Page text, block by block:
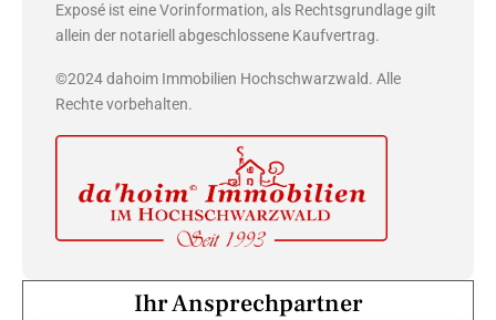
Exposé ist eine Vorinformation, als Rechtsgrundlage gilt
allein der notariell abgeschlossene Kaufvertrag.
©2024 dahoim Immobilien Hochschwarzwald. Alle
Rechte vorbehalten.
Ihr Ansprechpartner